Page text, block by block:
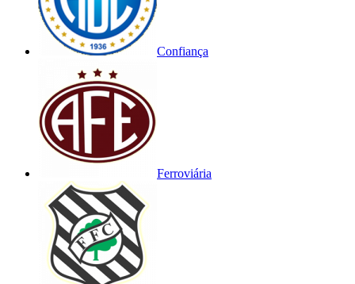
Confiança
Ferroviária